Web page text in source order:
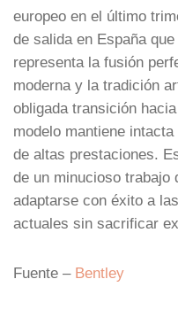
europeo en el último
de salida en España
representa la fusión
moderna y la tradición
obligada transición
modelo mantiene
de altas prestaciones.
de un minucioso trabajo
adaptarse con éxito a
actuales sin sacrificar
Fuente – Bentley